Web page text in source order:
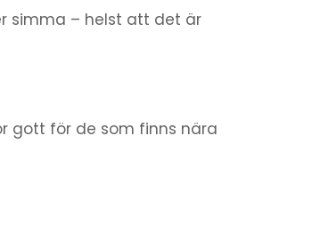
simma – helst att det är
gott för de som finns nära